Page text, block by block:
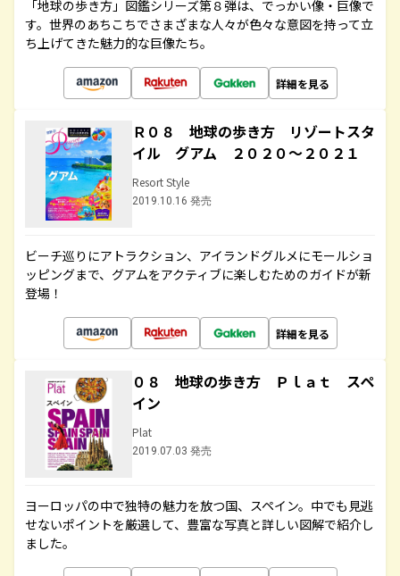
「地球の歩き方」図鑑シリーズ第８弾は、でっかい像・巨像で
す。世界のあちこちでさまざまな人々が色々な意図を持って立
ち上げてきた魅力的な巨像たち。
詳細を見る
Ｒ０８ 地球の歩き方 リゾートスタ
イル グアム ２０２０～２０２１
Resort Style
2019.10.16 発売
ビーチ巡りにアトラクション、アイランドグルメにモールショ
ッピングまで、グアムをアクティブに楽しむためのガイドが新
登場！
詳細を見る
０８ 地球の歩き方 Ｐｌａｔ スペ
イン
Plat
2019.07.03 発売
ヨーロッパの中で独特の魅力を放つ国、スペイン。中でも見逃
せないポイントを厳選して、豊富な写真と詳しい図解で紹介し
ました。